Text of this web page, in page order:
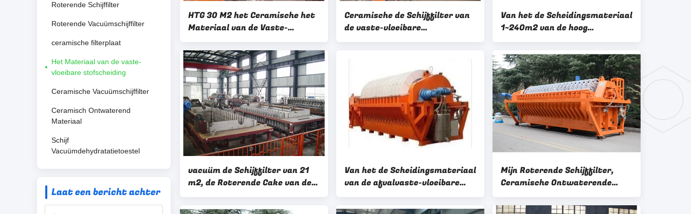
Roterende Schijffilter
Roterende Vacuümschijffilter
ceramische filterplaat
Het Materiaal van de vaste-
vloeibare stofscheiding
Ceramische Vacuümschijffilter
Ceramisch Ontwaterend
Materiaal
Schijf
Vacuümdehydratatietoestel
Laat een bericht achter
HTG 30 M2 het Ceramische het
Materiaal van de Vaste-
vloeibare stofscheiding
Ontwateren met Hoog Vacuüm
Ceramische de Schijffilter van
de vaste-vloeibare
stofscheiding, de Roterende
Van het de Scheidingsmateriaal
1~240m2 van de hoog
rendementvaste-vloeibare stof
de Filtratiegebied
vacuüm de Schijffilter van 21
m2, de Roterende Cake van de
Vacuümfilter Hoge Vacuüm
Goede Filter
Van het de Scheidingsmateriaal
van de afvalvaste-vloeibare
stof Volledig Automatisch
Elektrisch de Controlesysteem
Mijn Roterende Schijffilter,
Ceramische Ontwaterende
Milieuvriendelijke Machine